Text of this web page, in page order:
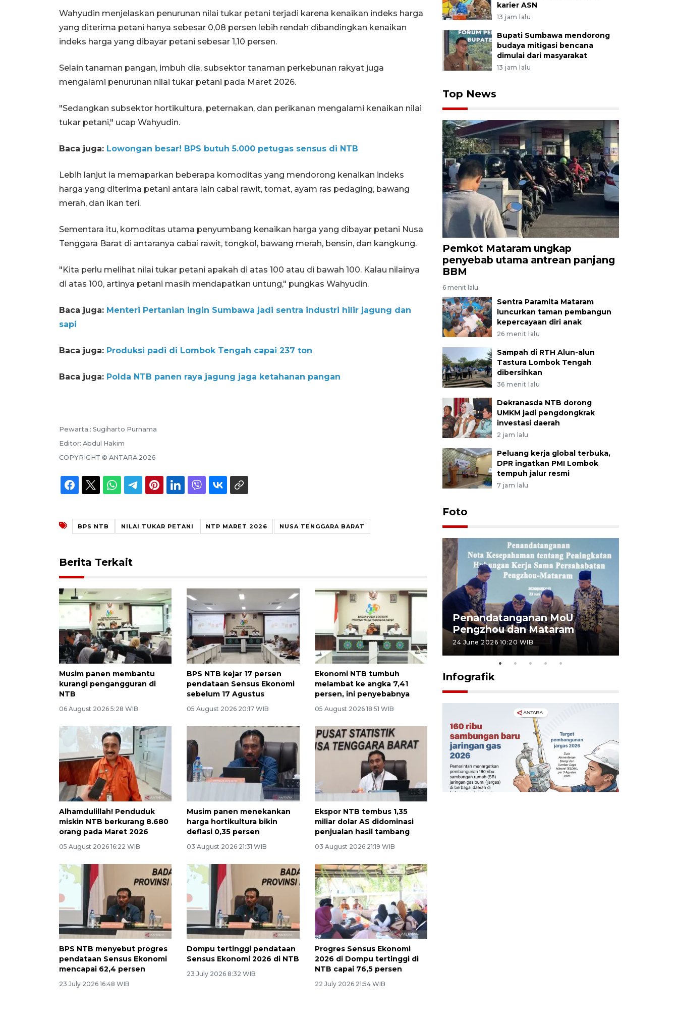
Wahyudin menjelaskan penurunan nilai tukar petani terjadi karena kenaikan indeks harga
yang diterima petani hanya sebesar 0,08 persen lebih rendah dibandingkan kenaikan
indeks harga yang dibayar petani sebesar 1,10 persen.
Selain tanaman pangan, imbuh dia, subsektor tanaman perkebunan rakyat juga
mengalami penurunan nilai tukar petani pada Maret 2026.
"Sedangkan subsektor hortikultura, peternakan, dan perikanan mengalami kenaikan nilai
tukar petani," ucap Wahyudin.
Baca juga: Lowongan besar! BPS butuh 5.000 petugas sensus di NTB
Lebih lanjut ia memaparkan beberapa komoditas yang mendorong kenaikan indeks
harga yang diterima petani antara lain cabai rawit, tomat, ayam ras pedaging, bawang
merah, dan ikan teri.
Sementara itu, komoditas utama penyumbang kenaikan harga yang dibayar petani Nusa
Tenggara Barat di antaranya cabai rawit, tongkol, bawang merah, bensin, dan kangkung.
"Kita perlu melihat nilai tukar petani apakah di atas 100 atau di bawah 100. Kalau nilainya
di atas 100, artinya petani masih mendapatkan untung," pungkas Wahyudin.
Baca juga: Menteri Pertanian ingin Sumbawa jadi sentra industri hilir jagung dan
sapi
Baca juga: Produksi padi di Lombok Tengah capai 237 ton
Baca juga: Polda NTB panen raya jagung jaga ketahanan pangan
Pewarta : Sugiharto Purnama
Editor: Abdul Hakim
COPYRIGHT © ANTARA 2026
BPS NTB NILAI TUKAR PETANI NTP MARET 2026 NUSA TENGGARA BARAT
Berita Terkait
Musim panen membantu
kurangi pengangguran di
NTB
06 August 2026 5:28 WIB
BPS NTB kejar 17 persen
pendataan Sensus Ekonomi
sebelum 17 Agustus
05 August 2026 20:17 WIB
Ekonomi NTB tumbuh
melambat ke angka 7,41
persen, ini penyebabnya
05 August 2026 18:51 WIB
Alhamdulillah! Penduduk
miskin NTB berkurang 8.680
orang pada Maret 2026
05 August 2026 16:22 WIB
Musim panen menekankan
harga hortikultura bikin
deflasi 0,35 persen
03 August 2026 21:31 WIB
Ekspor NTB tembus 1,35
miliar dolar AS didominasi
penjualan hasil tambang
03 August 2026 21:19 WIB
BPS NTB menyebut progres
pendataan Sensus Ekonomi
mencapai 62,4 persen
23 July 2026 16:48 WIB
Dompu tertinggi pendataan
Sensus Ekonomi 2026 di NTB
23 July 2026 8:32 WIB
Progres Sensus Ekonomi
2026 di Dompu tertinggi di
NTB capai 76,5 persen
22 July 2026 21:54 WIB
karier ASN
13 jam lalu
Bupati Sumbawa mendorong
budaya mitigasi bencana
dimulai dari masyarakat
13 jam lalu
Top News
Pemkot Mataram ungkap
penyebab utama antrean panjang
BBM
6 menit lalu
Sentra Paramita Mataram
luncurkan taman pembangun
kepercayaan diri anak
26 menit lalu
Sampah di RTH Alun-alun
Tastura Lombok Tengah
dibersihkan
36 menit lalu
Dekranasda NTB dorong
UMKM jadi pengdongkrak
investasi daerah
2 jam lalu
Peluang kerja global terbuka,
DPR ingatkan PMI Lombok
tempuh jalur resmi
7 jam lalu
Foto
Sidang putusan terdakwa
pembunuhan Brigadir Nurhadi
10 March 2026 12:55 WIB
Penandatanganan MoU
Pengzhou dan Mataram
24 June 2026 10:20 WIB
Infografik